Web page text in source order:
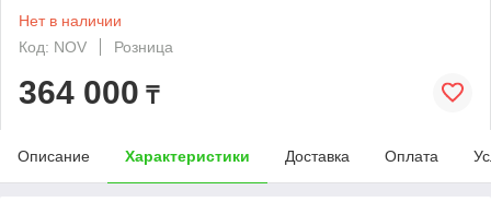
Нет в наличии
Код: NOV
Розница
364 000 ₸
Описание Характеристики Доставка Оплата